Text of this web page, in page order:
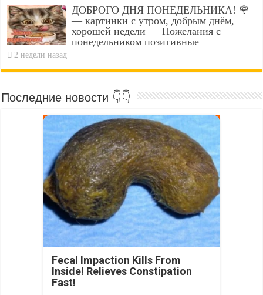
ДОБРОГО ДНЯ ПОНЕДЕЛЬНИКА! 🌹
— картинки с утром, добрым днём,
хорошей недели — Пожелания с
понедельником позитивные
2 недели назад
Последние новости 👇👇
Fecal Impaction Kills From
Inside! Relieves Constipation
Fast!